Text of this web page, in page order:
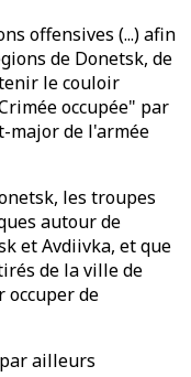
offensives (...) afin
de Donetsk, de
le couloir
occupée" par
major de l'armée
les troupes
autour de
et Avdiivka, et que
de la ville de
occuper de
ailleurs